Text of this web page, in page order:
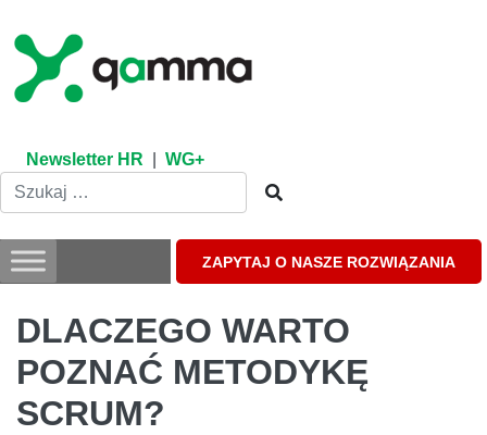
content
Newsletter HR WG+
ZAPYTAJ O NASZE ROZWIĄZANIA
DLACZEGO WARTO
POZNAĆ METODYKĘ
SCRUM?